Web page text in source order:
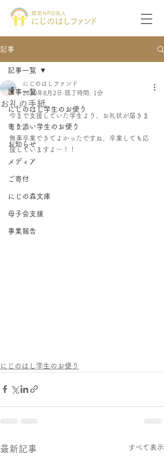
記事
記事一覧
にじのはし学生のお便り
寄り添い学生のお便り
お知らせ
メディア
ご寄付
にじの森文庫
母子会支援
事業報告
記事一覧
お礼の手紙
にじのはしファンド
2020年8月2日 読了時間: 1分
今まで支援していた学生より、お礼状が届きま
した。
無事卒業できてよかったですね。卒業しても応
援していますよ〜！！
にじのはし学生のお便り
最新記事 すべて表示